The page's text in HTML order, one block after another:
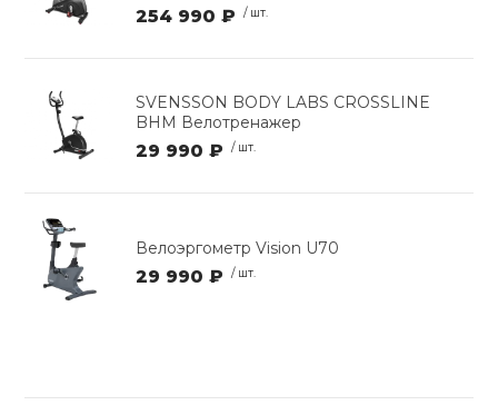
254 990 ₽ / шт.
SVENSSON BODY LABS CROSSLINE
BHM Велотренажер
29 990 ₽ / шт.
Велоэргометр Vision U70
29 990 ₽ / шт.